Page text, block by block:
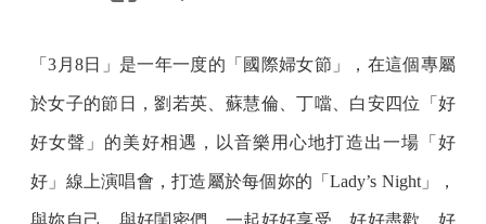
「3月8日」是一年一度的「國際婦女節」，在這個專屬
於女子的節日，劉若英、蘇慧倫、丁噹、白安四位「好
好女聲」的美好相遇，以音樂用心地打造出一場「好
好」線上演唱會，打造屬於每個妳的「Lady’s Night」，
與妳自己，與好閨密們，一起好好享受、好好盡歡、好